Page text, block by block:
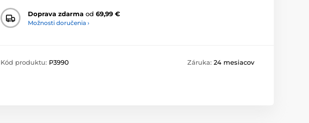
Doprava zdarma od 69,99 €
Možnosti doručenia ›
Kód produktu: P3990 Záruka: 24 mesiacov